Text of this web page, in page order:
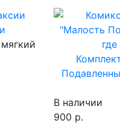
мягкий
В наличии
900 р.